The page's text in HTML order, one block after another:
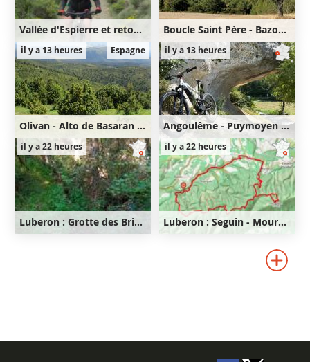
Vallée d'Espierre et retour par Olivan et Larrede
26km
710m
710m
Boucle Saint Père - Bazoches
32km
560m
560m
il y a 13 heures Espagne
Olivan - Alto de Basaran - Flanc de l'Oturia
31km
1030m
1030m
il y a 13 heures
Angoulême - Puymoyen - Anguienne - Soyaux - Magnac - Angoulême
46km
540m
540m
il y a 22 heures
Luberon : Grotte des Brigands - Seguin - Mourre Nègre - Fort de Buoux
il y a 22 heures
Luberon : Seguin - Mourre Nègre - Fort de Buoux